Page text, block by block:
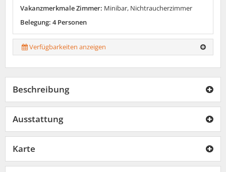
Vakanzmerkmale Zimmer: Minibar, Nichtraucherzimmer
Belegung: 4 Personen
Verfügbarkeiten anzeigen
Beschreibung
Ausstattung
Karte